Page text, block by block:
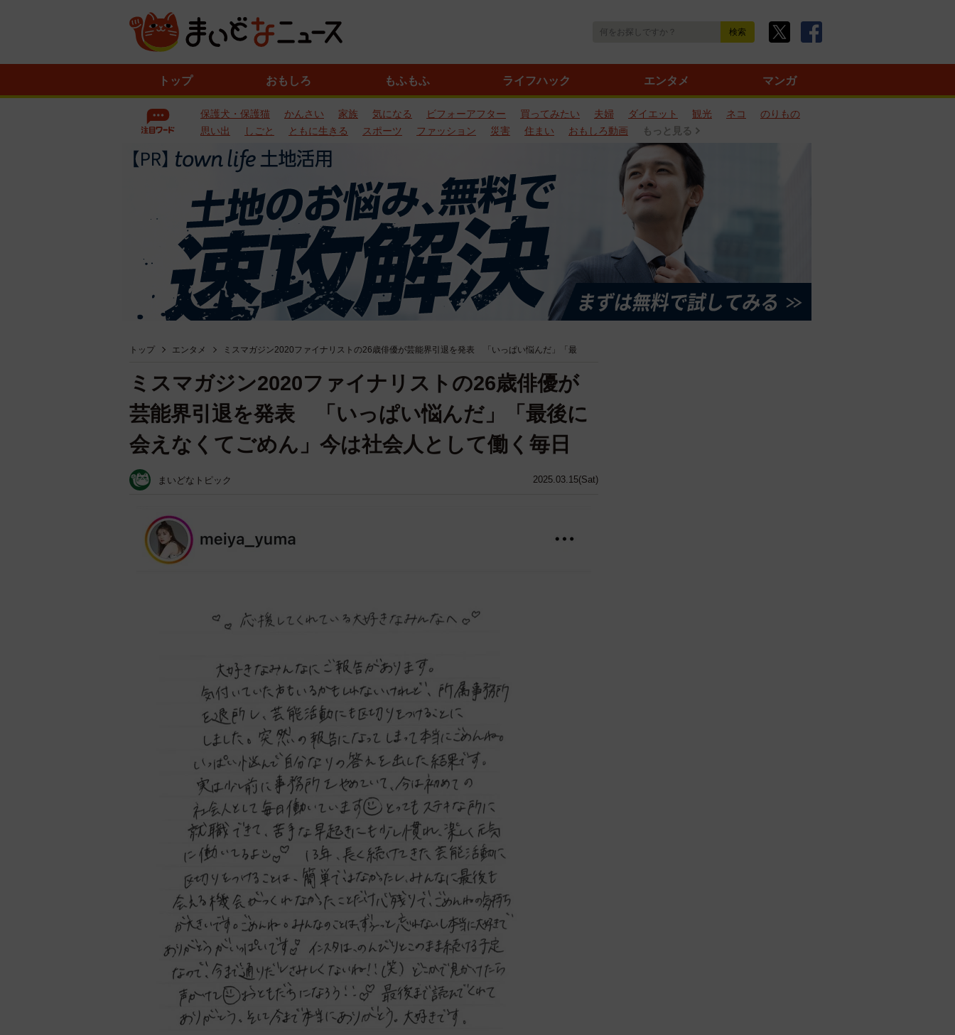
トップ おもしろ もふもふ ライフハック エンタメ マンガ
保護犬・保護猫 かんさい 家族 気になる ビフォーアフター 買ってみたい 夫婦 ダイエット 観光 ネコ
のりもの
思い出
しごと ともに生きる スポーツ ファッション 災害 住まい おもしろ動画 もっと見る
トップ エンタメ ミスマガジン2020ファイナリストの26歳俳優が芸能界引退を発表 「いっぱい悩んだ」「最
2025.03.15(Sat)
ミスマガジン2020ファイナリストの26歳俳優が
芸能界引退を発表 「いっぱい悩んだ」「最後に
会えなくてごめん」今は社会人として働く毎日
まいどなトピック